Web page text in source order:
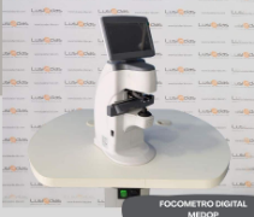
MAQUINARIA
FOCOMETRO DIGITAL
MEDOP NOVO